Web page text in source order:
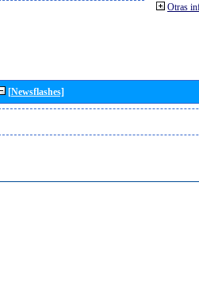
Otras
[Newsflashes]